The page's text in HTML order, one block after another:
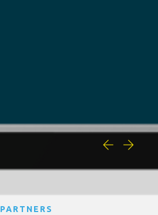
PARTNERS